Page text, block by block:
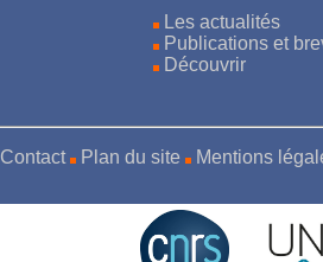
Les actualités
Publications
Découvrir
Contact Plan du site Mentions